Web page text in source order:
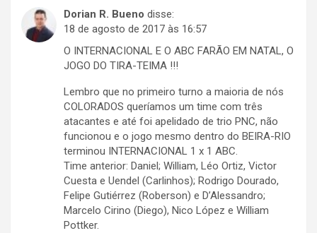
Dorian R. Bueno disse:
18 de agosto de 2017 às 16:57
O INTERNACIONAL E O ABC FARÃO EM NATAL, O
JOGO DO TIRA-TEIMA !!!
Lembro que no primeiro turno a maioria de nós
COLORADOS queríamos um time com três
atacantes e até foi apelidado de trio PNC, não
funcionou e o jogo mesmo dentro do BEIRA-RIO
terminou INTERNACIONAL 1 x 1 ABC.
Time anterior: Daniel; William, Léo Ortiz, Victor
Cuesta e Uendel (Carlinhos); Rodrigo Dourado,
Felipe Gutiérrez (Roberson) e D’Alessandro;
Marcelo Cirino (Diego), Nico López e William
Pottker.